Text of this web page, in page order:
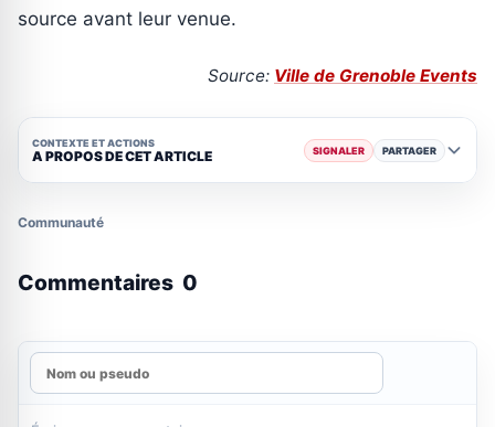
source avant leur venue.
Source: Ville de Grenoble Events
CONTEXTE ET ACTIONS
A PROPOS DE CET ARTICLE SIGNALER PARTAGER
Communauté
Commentaires 0